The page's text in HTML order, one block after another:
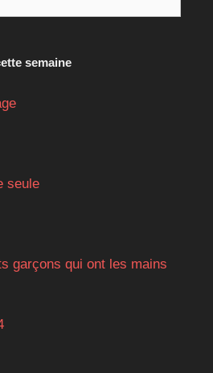
semaine
seule
garçons qui ont les mains